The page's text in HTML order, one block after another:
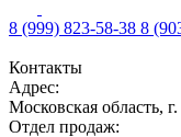
8 (999) 823-58-38 8
Контакты
Адрес:
Московская область,
Отдел продаж: